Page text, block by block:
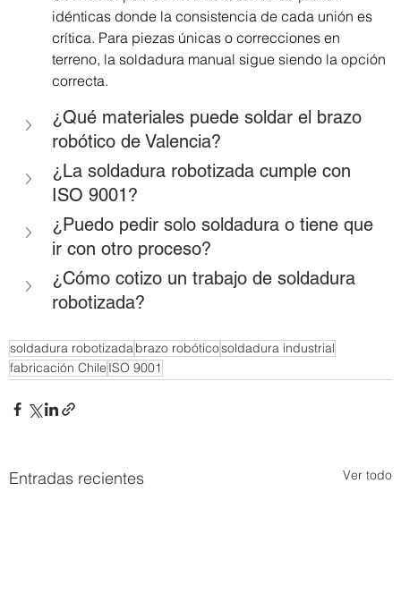
idénticas donde la consistencia de cada unión es
crítica. Para piezas únicas o correcciones en
terreno, la soldadura manual sigue siendo la opción
correcta.
¿Qué materiales puede soldar el brazo
robótico de Valencia?
¿La soldadura robotizada cumple con
ISO 9001?
¿Puedo pedir solo soldadura o tiene que
ir con otro proceso?
¿Cómo cotizo un trabajo de soldadura
robotizada?
soldadura robotizadabrazo robóticosoldadura industrial
fabricación Chile ISO 9001
Entradas recientes Ver todo